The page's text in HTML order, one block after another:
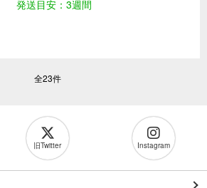
発送目安：3週間
全23件
旧Twitter Instagram